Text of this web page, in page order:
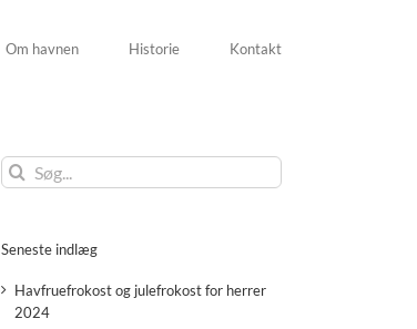
Om havnen Historie Kontakt
Søg
efter:
Seneste indlæg
Havfruefrokost og julefrokost for herrer
2024